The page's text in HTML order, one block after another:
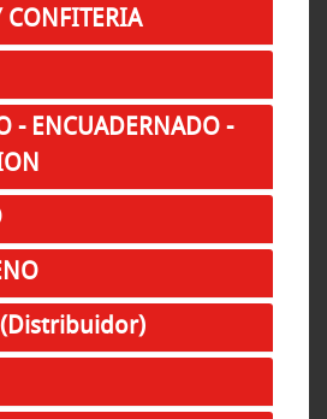
CONFITERIA
- ENCUADERNADO -
(Distribuidor)